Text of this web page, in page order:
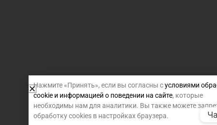
Нажмите «Принять», если вы согласны сусловиями
cookie и информацией о поведении на сайте, которые
необходимы нам для аналитики. Вы также можете
обработку cookies в настройках браузера.